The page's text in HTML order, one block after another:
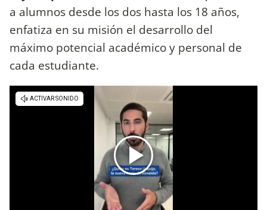
a alumnos desde los dos hasta los 18 años,
enfatiza en su misión el desarrollo del
máximo potencial académico y personal de
cada estudiante.